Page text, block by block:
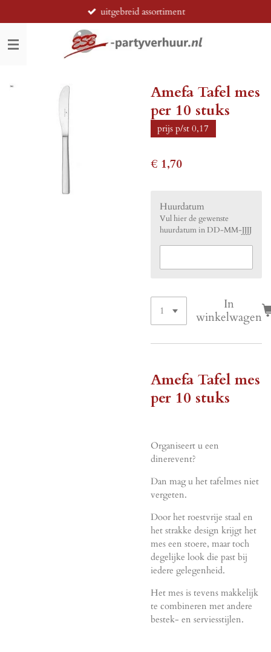
direct
naar
de
uitgebreid assortiment
Amefa Tafel mes
per 10 stuks
prijs p/st 0,17
€ 1,70
Huurdatum
Vul hier de gewenste
huurdatum in DD-MM-JJJJ
In
winkelwagen
Amefa Tafel mes
per 10 stuks
Organiseert u een
dinerevent?
Dan mag u het tafelmes niet
vergeten.
Door het roestvrije staal en
het strakke design krijgt het
mes een stoere, maar toch
degelijke look die past bij
iedere gelegenheid.
Het mes is tevens makkelijk
te combineren met andere
bestek- en serviesstijlen.